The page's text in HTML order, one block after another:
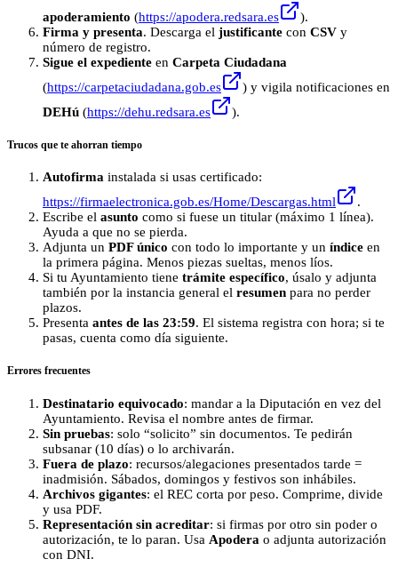
apoderamiento (https://apodera.redsara.es
).
Firma y presenta. Descarga el justificante con CSV y
número de registro.
Sigue el expediente en Carpeta Ciudadana
(https://carpetaciudadana.gob.es
) y vigila notificaciones en
DEHú (https://dehu.redsara.es ).
Trucos que te ahorran tiempo
Autofirma instalada si usas certificado:
https://firmaelectronica.gob.es/Home/Descargas.html
.
Escribe el asunto como si fuese un titular (máximo 1 línea).
Ayuda a que no se pierda.
Adjunta un PDF único con todo lo importante y un índice en
la primera página. Menos piezas sueltas, menos líos.
Si tu Ayuntamiento tiene trámite específico, úsalo y adjunta
también por la instancia general el resumen para no perder
plazos.
Presenta antes de las 23:59. El sistema registra con hora; si te
pasas, cuenta como día siguiente.
Errores frecuentes
Destinatario equivocado: mandar a la Diputación en vez del
Ayuntamiento. Revisa el nombre antes de firmar.
Sin pruebas: solo “solicito” sin documentos. Te pedirán
subsanar (10 días) o lo archivarán.
Fuera de plazo: recursos/alegaciones presentados tarde =
inadmisión. Sábados, domingos y festivos son inhábiles.
Archivos gigantes: el REC corta por peso. Comprime, divide
y usa PDF.
Representación sin acreditar: si firmas por otro sin poder o
autorización, te lo paran. Usa Apodera o adjunta autorización
con DNI.